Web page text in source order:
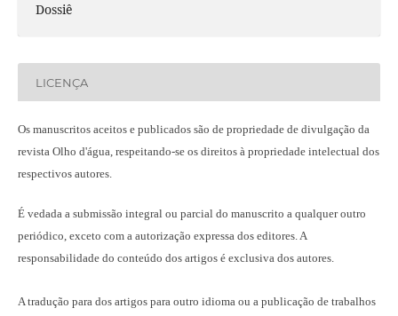
Dossiê
LICENÇA
Os manuscritos aceitos e publicados são de propriedade de divulgação da
revista Olho d'água, respeitando-se os direitos à propriedade intelectual dos
respectivos autores.
É vedada a submissão integral ou parcial do manuscrito a qualquer outro
periódico, exceto com a autorização expressa dos editores. A
responsabilidade do conteúdo dos artigos é exclusiva dos autores.
A tradução para dos artigos para outro idioma ou a publicação de trabalhos